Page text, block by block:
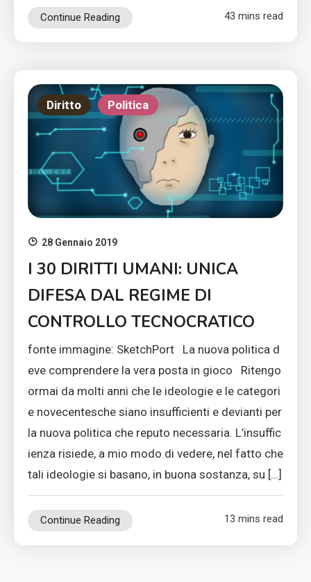
Continue Reading 43 mins read
Diritto Politica
28 Gennaio 2019
I 30 DIRITTI UMANI: UNICA
DIFESA DAL REGIME DI
CONTROLLO TECNOCRATICO
fonte immagine: SketchPort La nuova politica d
eve comprendere la vera posta in gioco Ritengo
ormai da molti anni che le ideologie e le categori
e novecentesche siano insufficienti e devianti per
la nuova politica che reputo necessaria. L’insuffic
ienza risiede, a mio modo di vedere, nel fatto che
tali ideologie si basano, in buona sostanza, su […]
Continue Reading 13 mins read